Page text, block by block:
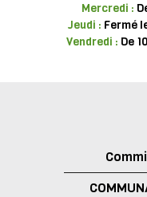
Mercredi :
Jeudi : Fermé
Vendredi : De